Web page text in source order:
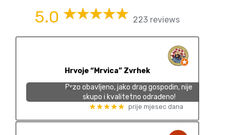
5.0 223 reviews
Hrvoje “Mrvica” Zvrhek
Brzo obavljeno, jako drag gospodin, nije
skupo i kvalitetno odrađeno!
★★★★★ prije mjesec dana